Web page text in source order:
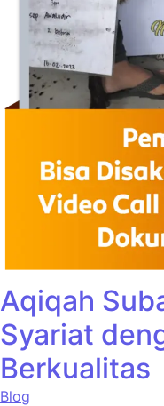
Aqiqah
Syariat
Berkualitas
Blog